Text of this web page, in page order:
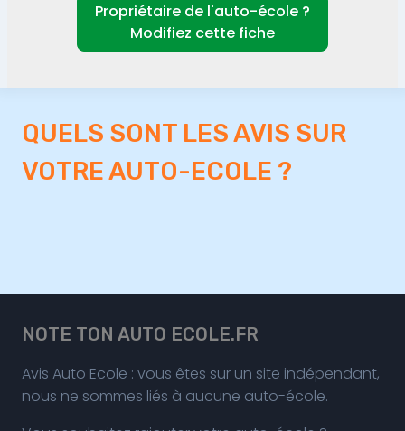
Propriétaire de l'auto-école ?
Modifiez cette fiche
QUELS SONT LES AVIS SUR
VOTRE AUTO-ECOLE ?
NOTE TON AUTO ECOLE.FR
Avis Auto Ecole : vous êtes sur un site indépendant,
nous ne sommes liés à aucune auto-école.